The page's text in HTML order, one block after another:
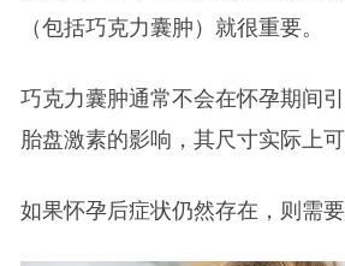
（包括巧克力囊肿）就很重要。
巧克力囊肿通常不会在怀孕期间
胎盘激素的影响，其尺寸实际上可
如果怀孕后症状仍然存在，则需要